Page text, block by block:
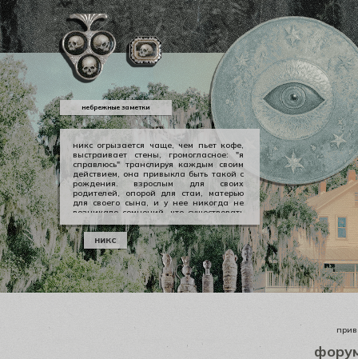
никс огрызается чаще, чем пьет кофе,
выстраивает стены, громогласное: "я
справлюсь" транслируя каждым своим
действием, она привыкла быть такой с
рождения. взрослым для своих
родителей, опорой для стаи, матерью
для своего сына, и у нее никогда не
возникало сомнений, что существовать
можно в принципе своем как-то иначе.
у никс опора — она сама, даже если
уже давно изломанная, совершенно
ненадежная, но помощи она просит
тогда, когда не остается уже выбора.
никс
небрежные заметки